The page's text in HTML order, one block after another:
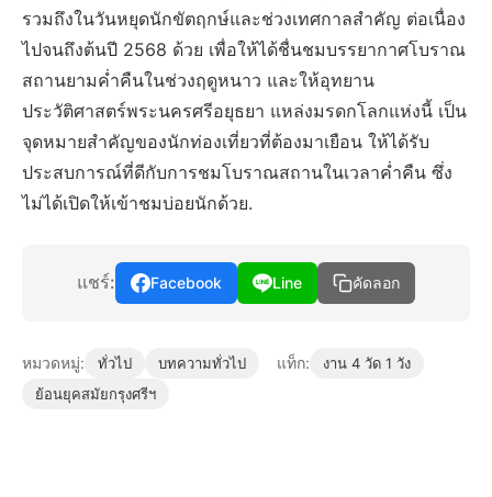
รวมถึงในวันหยุดนักขัตฤกษ์และช่วงเทศกาลสำคัญ ต่อเนื่อง
ไปจนถึงต้นปี 2568 ด้วย เพื่อให้ได้ชื่นชมบรรยากาศโบราณ
สถานยามค่ำคืนในช่วงฤดูหนาว และให้อุทยาน
ประวัติศาสตร์พระนครศรีอยุธยา แหล่งมรดกโลกแห่งนี้ เป็น
จุดหมายสำคัญของนักท่องเที่ยวที่ต้องมาเยือน ให้ได้รับ
ประสบการณ์ที่ดีกับการชมโบราณสถานในเวลาค่ำคืน ซึ่ง
ไม่ได้เปิดให้เข้าชมบ่อยนักด้วย.
แชร์: Facebook Line คัดลอก
หมวดหมู่: ทั่วไป บทความทั่วไป แท็ก:
งาน 4 วัด 1 วัง
ย้อนยุคสมัยกรุงศรีฯ